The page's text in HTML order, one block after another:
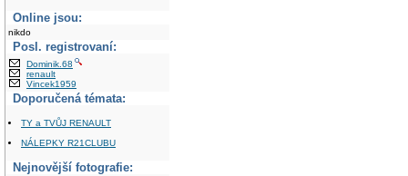
Online jsou:
nikdo
Posl. registrovaní:
Dominik.68
renault
Vincek1959
Doporučená témata:
TY a TVŮJ RENAULT
NÁLEPKY R21CLUBU
Nejnovější fotografie: